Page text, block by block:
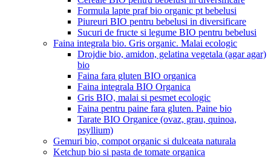
Formula lapte praf bio organic pt bebelusi
Piureuri BIO pentru bebelusi in diversificare
Sucuri de fructe si legume BIO pentru bebelusi
Faina integrala bio. Gris organic. Malai ecologic
Drojdie bio, amidon, gelatina vegetala (agar agar)
bio
Faina fara gluten BIO organica
Faina integrala BIO Organica
Gris BIO, malai si pesmet ecologic
Faina pentru paine fara gluten. Paine bio
Tarate BIO Organice (ovaz, grau, quinoa,
psyllium)
Gemuri bio, compot organic si dulceata naturala
Ketchup bio si pasta de tomate organica